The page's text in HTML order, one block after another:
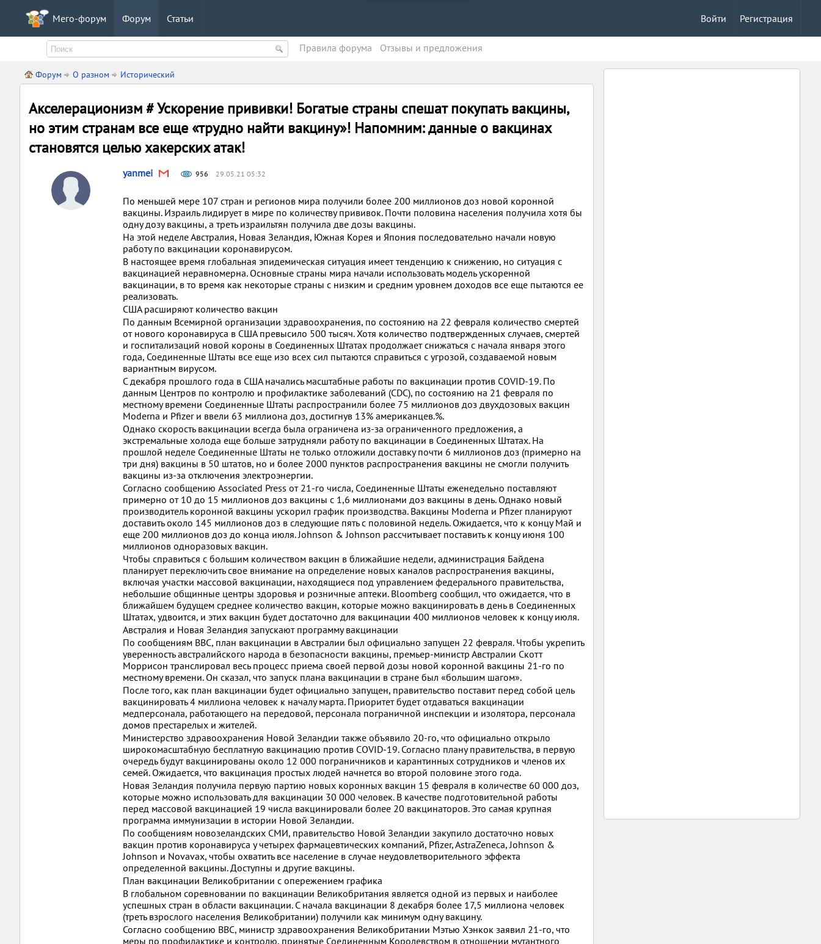
Мего-форум Форум Статьи Регистрация
Войти
Правила форума Oтзывы и предложения
Форум О разном Исторический
Акселерационизм # Ускорение прививки! Богатые страны спешат покупать вакцины,
но этим странам все еще «трудно найти вакцину»! Напомним: данные о вакцинах
становятся целью хакерских атак!
yanmei 956 29.05.21 05:32
По меньшей мере 107 стран и регионов мира получили более 200 миллионов доз новой коронной
вакцины. Израиль лидирует в мире по количеству прививок. Почти половина населения получила хотя бы
одну дозу вакцины, а треть израильтян получила две дозы вакцины.
На этой неделе Австралия, Новая Зеландия, Южная Корея и Япония последовательно начали новую
работу по вакцинации коронавирусом.
В настоящее время глобальная эпидемическая ситуация имеет тенденцию к снижению, но ситуация с
вакцинацией неравномерна. Основные страны мира начали использовать модель ускоренной
вакцинации, в то время как некоторые страны с низким и средним уровнем доходов все еще пытаются ее
реализовать.
США расширяют количество вакцин
По данным Всемирной организации здравоохранения, по состоянию на 22 февраля количество смертей
от нового коронавируса в США превысило 500 тысяч. Хотя количество подтвержденных случаев, смертей
и госпитализаций новой короны в Соединенных Штатах продолжает снижаться с начала января этого
года, Соединенные Штаты все еще изо всех сил пытаются справиться с угрозой, создаваемой новым
вариантным вирусом.
С декабря прошлого года в США начались масштабные работы по вакцинации против COVID-19. По
данным Центров по контролю и профилактике заболеваний (CDC), по состоянию на 21 февраля по
местному времени Соединенные Штаты распространили более 75 миллионов доз двухдозовых вакцин
Moderna и Pfizer и ввели 63 миллиона доз, достигнув 13% американцев.%.
Однако скорость вакцинации всегда была ограничена из-за ограниченного предложения, а
экстремальные холода еще больше затрудняли работу по вакцинации в Соединенных Штатах. На
прошлой неделе Соединенные Штаты не только отложили доставку почти 6 миллионов доз (примерно на
три дня) вакцины в 50 штатов, но и более 2000 пунктов распространения вакцины не смогли получить
вакцины из-за отключения электроэнергии.
Согласно сообщению Associated Press от 21-го числа, Соединенные Штаты еженедельно поставляют
примерно от 10 до 15 миллионов доз вакцины с 1,6 миллионами доз вакцины в день. Однако новый
производитель коронной вакцины ускорил график производства. Вакцины Moderna и Pfizer планируют
доставить около 145 миллионов доз в следующие пять с половиной недель. Ожидается, что к концу Май и
еще 200 миллионов доз до конца июля. Johnson & Johnson рассчитывает поставить к концу июня 100
миллионов одноразовых вакцин.
Чтобы справиться с большим количеством вакцин в ближайшие недели, администрация Байдена
планирует переключить свое внимание на определение новых каналов распространения вакцины,
включая участки массовой вакцинации, находящиеся под управлением федерального правительства,
небольшие общинные центры здоровья и розничные аптеки. Bloomberg сообщил, что ожидается, что в
ближайшем будущем среднее количество вакцин, которые можно вакцинировать в день в Соединенных
Штатах, удвоится, и этих вакцин будет достаточно для вакцинации 400 миллионов человек к концу июля.
Австралия и Новая Зеландия запускают программу вакцинации
По сообщениям BBC, план вакцинации в Австралии был официально запущен 22 февраля. Чтобы укрепить
уверенность австралийского народа в безопасности вакцины, премьер-министр Австралии Скотт
Моррисон транслировал весь процесс приема своей первой дозы новой коронной вакцины 21-го по
местному времени. Он сказал, что запуск плана вакцинации в стране был «большим шагом».
После того, как план вакцинации будет официально запущен, правительство поставит перед собой цель
вакцинировать 4 миллиона человек к началу марта. Приоритет будет отдаваться вакцинации
медперсонала, работающего на передовой, персонала пограничной инспекции и изолятора, персонала
домов престарелых и жителей.
Министерство здравоохранения Новой Зеландии также объявило 20-го, что официально открыло
широкомасштабную бесплатную вакцинацию против COVID-19. Согласно плану правительства, в первую
очередь будут вакцинированы около 12 000 пограничников и карантинных сотрудников и членов их
семей. Ожидается, что вакцинация простых людей начнется во второй половине этого года.
Новая Зеландия получила первую партию новых коронных вакцин 15 февраля в количестве 60 000 доз,
которые можно использовать для вакцинации 30 000 человек. В качестве подготовительной работы
перед массовой вакцинацией 19 числа вакцинировали более 20 вакцинаторов. Это самая крупная
программа иммунизации в истории Новой Зеландии.
По сообщениям новозеландских СМИ, правительство Новой Зеландии закупило достаточно новых
вакцин против коронавируса у четырех фармацевтических компаний, Pfizer, AstraZeneca, Johnson &
Johnson и Novavax, чтобы охватить все население в случае неудовлетворительного эффекта
определенной вакцины. Доступны и другие вакцины.
План вакцинации Великобритании с опережением графика
В глобальном соревновании по вакцинации Великобритания является одной из первых и наиболее
успешных стран в области вакцинации. С начала вакцинации 8 декабря более 17,5 миллиона человек
(треть взрослого населения Великобритании) получили как минимум одну вакцину.
Согласно сообщению BBC, министр здравоохранения Великобритании Мэтью Хэнкок заявил 21-го, что
меры по профилактике и контролю, принятые Соединенным Королевством в отношении мутантного